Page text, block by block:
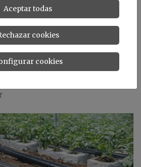
especializada en soluciones
con una sólida experiencia en el
de tuberías, goteros y sistemas
Su apuesta por la
un referente internacional en
profesional.
Aceptar todas
cookies
cookies